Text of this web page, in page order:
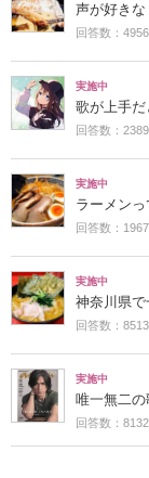
声が好きな
回答数：
実施中
歌が上手だ
回答数：
実施中
ラーメン
回答数：
実施中
神奈川県で
回答数：8513
実施中
唯一無二の
回答数：8132